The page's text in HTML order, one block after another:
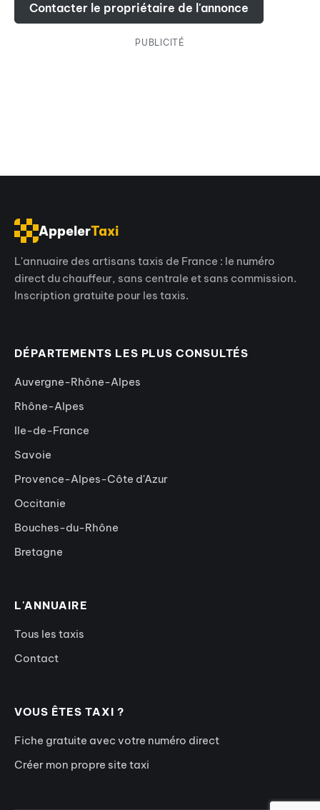
Contacter le propriétaire de l'annonce
PUBLICITÉ
AppelerTaxi
L'annuaire des artisans taxis de France : le numéro
direct du chauffeur, sans centrale et sans commission.
Inscription gratuite pour les taxis.
DÉPARTEMENTS LES PLUS CONSULTÉS
Auvergne-Rhône-Alpes
Rhône-Alpes
Ile-de-France
Savoie
Provence-Alpes-Côte d'Azur
Occitanie
Bouches-du-Rhône
Bretagne
L'ANNUAIRE
Tous les taxis
Contact
VOUS ÊTES TAXI ?
Fiche gratuite avec votre numéro direct
Créer mon propre site taxi